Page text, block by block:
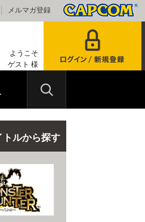
メルマガ登録
ようこそ
ゲスト 様
トルから探す